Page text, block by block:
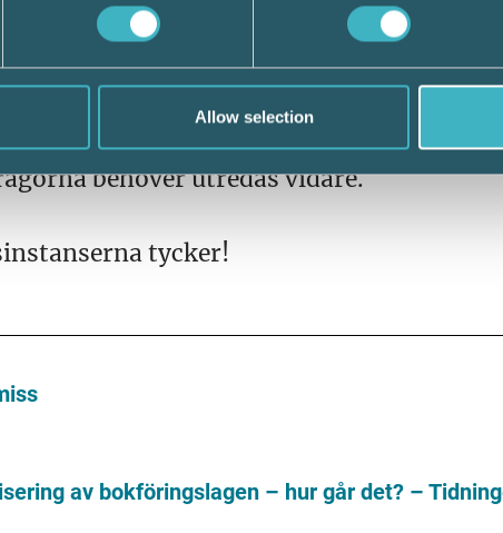
Allow selection
gärna hade sett att man kommit
till exempel gränsvärdena för
upprätta kontrollbalansräkning. På
valt att inte lämna konkreta
behöver utredas vidare.
tycker!
av bokföringslagen – hur går det? –